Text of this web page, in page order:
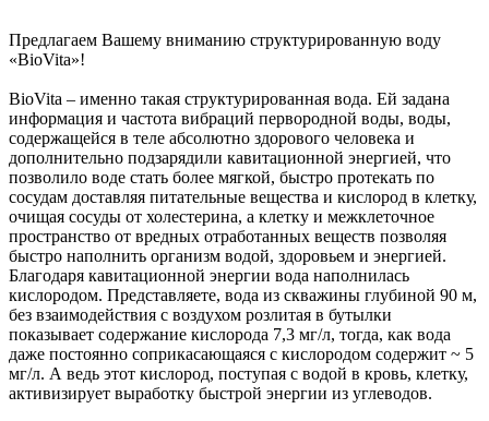
Предлагаем Вашему вниманию структурированную воду
«BioVita»!
BioVita – именно такая структурированная вода. Ей задана
информация и частота вибраций первородной воды, воды,
содержащейся в теле абсолютно здорового человека и
дополнительно подзарядили кавитационной энергией, что
позволило воде стать более мягкой, быстро протекать по
сосудам доставляя питательные вещества и кислород в клетку,
очищая сосуды от холестерина, а клетку и межклеточное
пространство от вредных отработанных веществ позволяя
быстро наполнить организм водой, здоровьем и энергией.
Благодаря кавитационной энергии вода наполнилась
кислородом. Представляете, вода из скважины глубиной 90 м,
без взаимодействия с воздухом розлитая в бутылки
показывает содержание кислорода 7,3 мг/л, тогда, как вода
даже постоянно соприкасающаяся с кислородом содержит ~ 5
мг/л. А ведь этот кислород, поступая с водой в кровь, клетку,
активизирует выработку быстрой энергии из углеводов.